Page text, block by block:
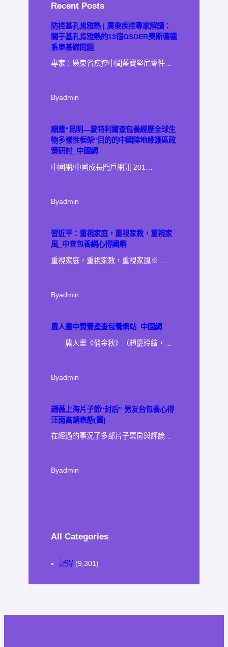
Recent Posts
防控基孔肯雅熱 | 廣東疾控專家解讀：
關于基孔肯雅熱的13個OSDER奧斯德德
系車基礎問題
專家：廣東省疾控中間藍寶堅尼零件…
Byadmin
順應“昆明—蒙特利爾查包養經歷全球生
物多樣性框架”目的的中國陸地維護區政
策研討_中國網
中國網/中國成長門戶網訊 201…
Byadmin
習近平：重視家庭，重視家教，重視家
風_中查包養網心得國網
重視家庭，重視家教，重視家風※ …
Byadmin
農人畫中贊豐產查包養網站_中國網
農人畫《俏金秋》（趙慶玲繪，…
Byadmin
趙薇上海片子節“封后” 男友台包養心得
汪雨高調表態(圖)
在經過的事況了多部片子票房與評論…
Byadmin
All Categories
記得 (9,301)